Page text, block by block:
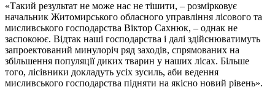
«Такий результат не може нас не тішити, – розмірковує
начальник Житомирського обласного управління лісового та
мисливського господарства Віктор Сахнюк, – однак не
заспокоює. Відтак наші господарства і далі здійснюватимуть
запроектований минулоріч ряд заходів, спрямованих на
збільшення популяції диких тварин у наших лісах. Більше
того, лісівники докладуть усіх зусиль, аби ведення
мисливського господарства підняти на якісно новий рівень».